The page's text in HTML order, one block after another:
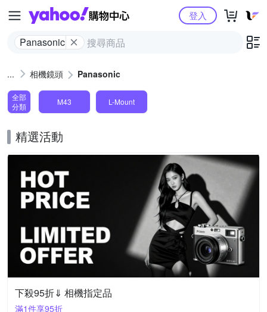
Yahoo購物中心
Panasonic
登入
相機鏡頭 Panasonic
全部
分類
M43 L-Mount
精選活動
下殺95折⇓ 相機指定品
滿1件享95折